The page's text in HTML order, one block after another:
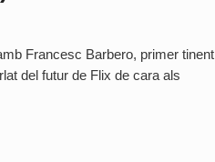
Francesc Barbero, primer tinent
del futur de Flix de cara als